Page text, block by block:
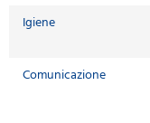
Igiene
Comunicazione